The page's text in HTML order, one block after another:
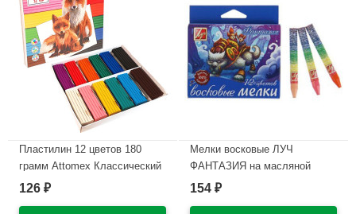
Пластилин 12 цветов 180
грамм Attomex Классический
картонная коробка арт
126 ₽
Мелки восковые ЛУЧ
ФАНТАЗИЯ на масляной
основе 12 цветов арт.25С
154 ₽